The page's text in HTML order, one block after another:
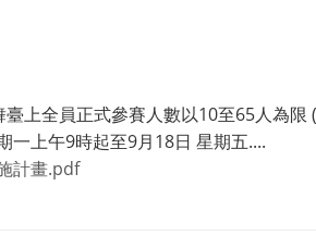
上全員正式參賽人數以10至65人為限
一上午9時起至9月18日 星期五....
計畫.pdf